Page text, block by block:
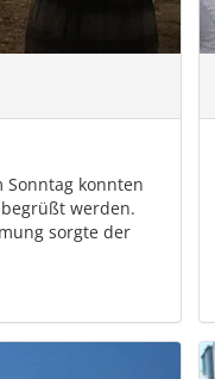
Sonntag konnten
werden.
sorgte der